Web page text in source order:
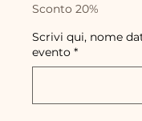
Sconto 20%
Scrivi qui, nome
evento *